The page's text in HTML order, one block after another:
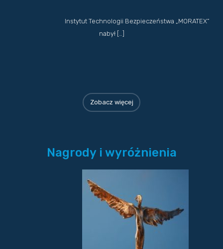
Instytut Technologii Bezpieczeństwa „MORATEX”
nabył […]
Zobacz więcej
Nagrody i wyróżnienia